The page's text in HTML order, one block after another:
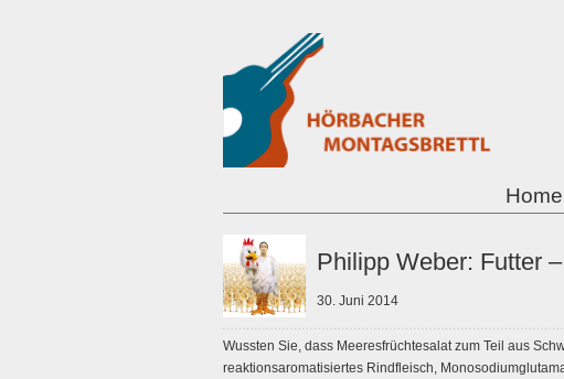
Home
Philipp Weber: Futter
30. Juni 2014
Wussten Sie, dass Meeresfrüchtesalat zum Teil aus
reaktionsaromatisiertes Rindfleisch,